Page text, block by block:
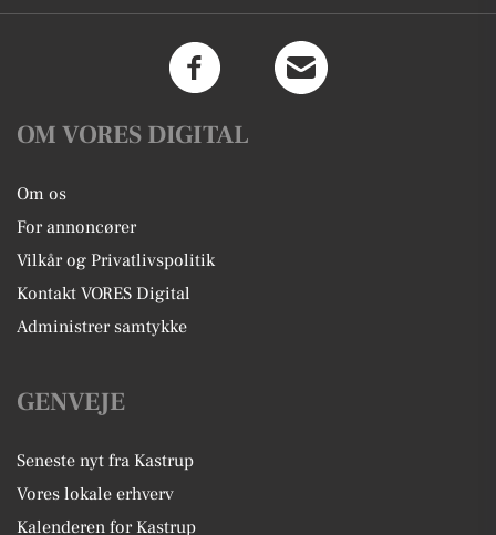
OM VORES DIGITAL
Om os
For annoncører
Vilkår og Privatlivspolitik
Kontakt VORES Digital
Administrer samtykke
GENVEJE
Seneste nyt fra Kastrup
Vores lokale erhverv
Kalenderen for Kastrup